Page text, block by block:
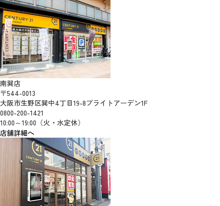
南巽店
〒544-0013
大阪市生野区巽中4丁目19-8ブライトアーデン1F
0800-200-1421
10:00～19:00（火・水定休）
店舗詳細へ